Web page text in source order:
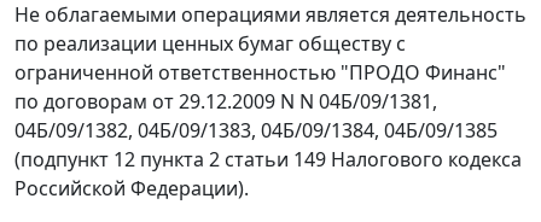
Не облагаемыми операциями является деятельность
по реализации ценных бумаг обществу с
ограниченной ответственностью "ПРОДО Финанс"
по договорам от 29.12.2009 N N 04Б/09/1381,
04Б/09/1382, 04Б/09/1383, 04Б/09/1384, 04Б/09/1385
(подпункт 12 пункта 2 статьи 149 Налогового кодекса
Российской Федерации).